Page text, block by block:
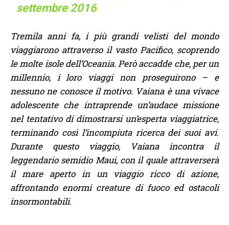
settembre 2016
Tremila anni fa, i più grandi velisti del mondo
viaggiarono attraverso il vasto Pacifico, scoprendo
le molte isole dell’Oceania. Però accadde che, per un
millennio, i loro viaggi non proseguirono – e
nessuno ne conosce il motivo. Vaiana è una vivace
adolescente che intraprende un’audace missione
nel tentativo di dimostrarsi un’esperta viaggiatrice,
terminando così l’incompiuta ricerca dei suoi avi.
Durante questo viaggio, Vaiana incontra il
leggendario semidio Maui, con il quale attraverserà
il mare aperto in un viaggio ricco di azione,
affrontando enormi creature di fuoco ed ostacoli
insormontabili.